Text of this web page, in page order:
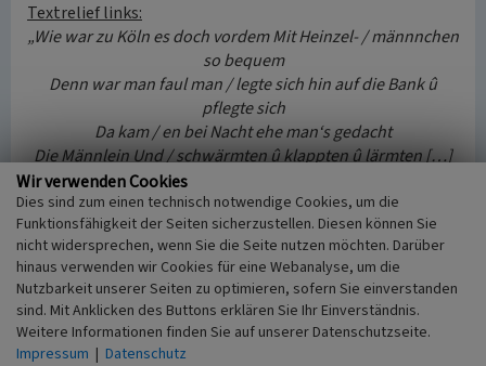
Textrelief links:
„Wie war zu Köln es doch vordem Mit Heinzel- / männnchen
so bequem
Denn war man faul man / legte sich hin auf die Bank û
pflegte sich
Da kam / en bei Nacht ehe man‘s gedacht
Die Männlein Und / schwärmten û klappten û lärmten […]
û eh ein Faulpelz / noch erwacht war all sein Tagewerk
bereits gemacht“
Textrelief rechts:
„Oh weh nun sind sie alle fort û keines ist mehr hier /
am Ort man kann nicht mehr wie sonsten ruhn
man muß nun alles selber thun ein jeder muß fein /
selbst fleißig sein u kratzen û schaben û rennen / u traben
Wir verwenden Cookies
Dies sind zum einen technisch notwendige Cookies, um die
Funktionsfähigkeit der Seiten sicherzustellen. Diesen können Sie
nicht widersprechen, wenn Sie die Seite nutzen möchten. Darüber
hinaus verwenden wir Cookies für eine Webanalyse, um die
Nutzbarkeit unserer Seiten zu optimieren, sofern Sie einverstanden
sind. Mit Anklicken des Buttons erklären Sie Ihr Einverständnis.
Weitere Informationen finden Sie auf unserer Datenschutzseite.
Impressum | Datenschutz